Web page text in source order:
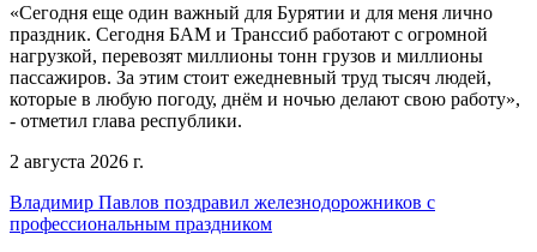
«Сегодня еще один важный для Бурятии и для меня лично
праздник. Сегодня БАМ и Транссиб работают с огромной
нагрузкой, перевозят миллионы тонн грузов и миллионы
пассажиров. За этим стоит ежедневный труд тысяч людей,
которые в любую погоду, днём и ночью делают свою работу»,
- отметил глава республики.
2 августа 2026 г.
Владимир Павлов поздравил железнодорожников с
профессиональным праздником